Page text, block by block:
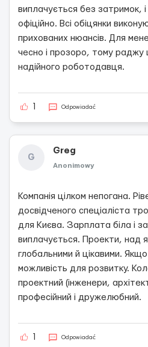
виплачується без затримок,
офіційно. Всі обіцянки
прихованих нюансів. Для
чесно і прозоро, тому раджу
надійного роботодавця.
Odpowiadać
G
Greg
Anonimowy
Компанія цілком непогана.
досвідченого спеціаліста
для Києва. Зарплата біла і
виплачується. Проекти, над
глобальними й цікавими.
можливість для розвитку.
проектний (інженери,
професійний і дружелюбний.
Odpowiadać